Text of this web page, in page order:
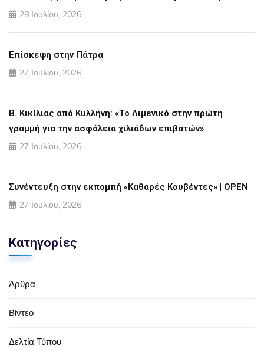
28 Ιουλίου, 2026
Επίσκεψη στην Πάτρα
27 Ιουλίου, 2026
Β. Κικίλιας από Κυλλήνη: «Το Λιμενικό στην πρώτη
γραμμή για την ασφάλεια χιλιάδων επιβατών»
27 Ιουλίου, 2026
Συνέντευξη στην εκπομπή «Καθαρές Κουβέντες» | OPEN
27 Ιουλίου, 2026
Κατηγορίες
Άρθρα
Βίντεο
Δελτία Τύπου